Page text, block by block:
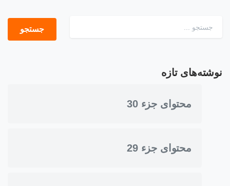
جستجو برای:
نوشته‌های تازه
محتوای جزء 30
محتوای جزء 29